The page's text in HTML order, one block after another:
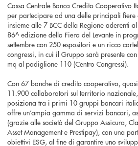
Cassa Centrale Banca Credito Cooperativo
per partecipare ad una delle principali
insieme alle 7 BCC della Regione aderenti
86^ edizione della Fiera del Levante in
settembre con 250 espositori e un ricco
congressi, in cui il Gruppo sarà presente
mq al padiglione 110 (Centro Congressi).
Con 67 banche di credito cooperativo,
11.900 collaboratori sul territorio nazionale,
posiziona tra i primi 10 gruppi bancari
offre un’ampia gamma di servizi bancari,
(grazie alle società del Gruppo Assicura,
Asset Management e Prestipay), con una
obiettivi ESG, al fine di garantire uno